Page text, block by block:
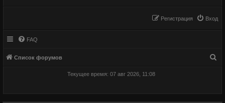
Вход
Регистрация
FAQ
Список форумов
Текущее время: 07 авг 2026, 11:08